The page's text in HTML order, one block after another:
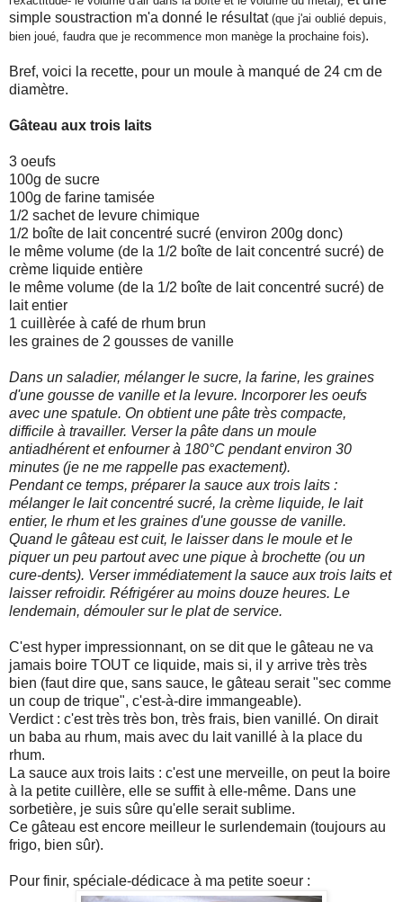
simple soustraction m'a donné le résultat (que j'ai oublié depuis,
bien joué, faudra que je recommence mon manège la prochaine fois).
Bref, voici la recette, pour un moule à manqué de 24 cm de
diamètre.
Gâteau aux trois laits
3 oeufs
100g de sucre
100g de farine tamisée
1/2 sachet de levure chimique
1/2 boîte de lait concentré sucré (environ 200g donc)
le même volume (de la 1/2 boîte de lait concentré sucré) de
crème liquide entière
le même volume (de la 1/2 boîte de lait concentré sucré) de
lait entier
1 cuillèrée à café de rhum brun
les graines de 2 gousses de vanille
Dans un saladier, mélanger le sucre, la farine, les graines
d'une gousse de vanille et la levure. Incorporer les oeufs
avec une spatule. On obtient une pâte très compacte,
difficile à travailler. Verser la pâte dans un moule
antiadhérent et enfourner à 180°C pendant environ 30
minutes (je ne me rappelle pas exactement).
Pendant ce temps, préparer la sauce aux trois laits :
mélanger le lait concentré sucré, la crème liquide, le lait
entier, le rhum et les graines d'une gousse de vanille.
Quand le gâteau est cuit, le laisser dans le moule et le
piquer un peu partout avec une pique à brochette (ou un
cure-dents). Verser immédiatement la sauce aux trois laits et
laisser refroidir. Réfrigérer au moins douze heures. Le
lendemain, démouler sur le plat de service.
C'est hyper impressionnant, on se dit que le gâteau ne va
jamais boire TOUT ce liquide, mais si, il y arrive très très
bien (faut dire que, sans sauce, le gâteau serait "sec comme
un coup de trique", c'est-à-dire immangeable).
Verdict : c'est très très bon, très frais, bien vanillé. On dirait
un baba au rhum, mais avec du lait vanillé à la place du
rhum.
La sauce aux trois laits : c'est une merveille, on peut la boire
à la petite cuillère, elle se suffit à elle-même. Dans une
sorbetière, je suis sûre qu'elle serait sublime.
Ce gâteau est encore meilleur le surlendemain (toujours au
frigo, bien sûr).
Pour finir, spéciale-dédicace à ma petite soeur :